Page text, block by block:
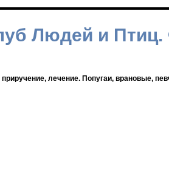
Людей и
лечение. Попугаи, врановые,